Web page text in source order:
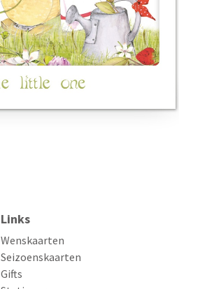
Links
Wenskaarten
Seizoenskaarten
Gifts